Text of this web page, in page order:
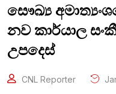
සෞඛ්‍ය
නව කාර්යාල
උපදෙස්
CNL Reporter